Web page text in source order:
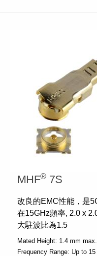
MHF® 7S
改良的EMC性能，是
在15GHz頻率, 2.0 x
大駐波比為1.5
Mated Height: 1.4 mm max.
Frequency Range: Up to 15